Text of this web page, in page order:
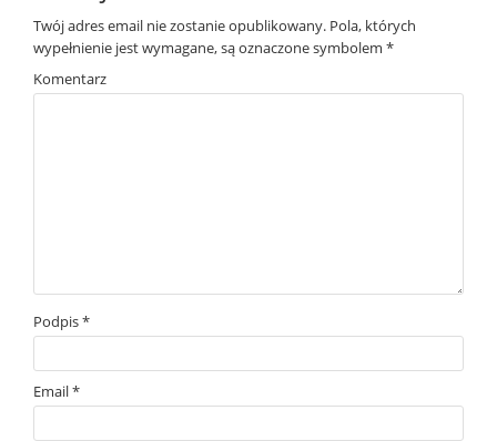
Twój adres email nie zostanie opublikowany. Pola, których
wypełnienie jest wymagane, są oznaczone symbolem *
Komentarz
Podpis*
Email*